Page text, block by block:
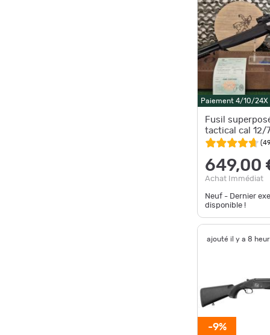
Paiement 4/10/24X
Fusil
tactical cal 12/
(49
649,00
Achat Immédiat
Neuf - Dernier
disponible !
ajouté il y a 8
-9%